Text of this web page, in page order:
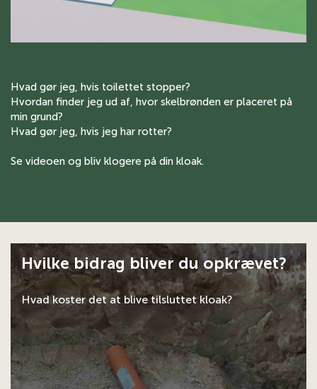
Hvad gør jeg, hvis toilettet stopper?
Hvordan finder jeg ud af, hvor skelbrønden er placeret på
min grund?
Hvad gør jeg, hvis jeg har rotter?
Se videoen og bliv klogere på din kloak.
Hvilke bidrag bliver du opkrævet?
Hvad koster det at blive tilsluttet kloak?